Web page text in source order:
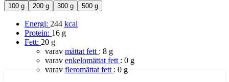
100 g 200 g 300 g 500 g
Energi: 244 kcal
Protein: 16 g
Fett: 20 g
varav mättat fett : 8 g
varav enkelomättat fett : 0 g
varav fleromättat fett : 0 g